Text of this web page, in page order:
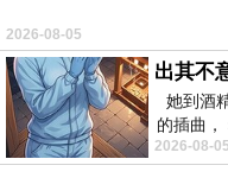
⊕潘文
林的底層，住著一隻小飛鼠
2026-08-05
出其不
她到酒
的插曲
著阿弟丟
2026-08-05